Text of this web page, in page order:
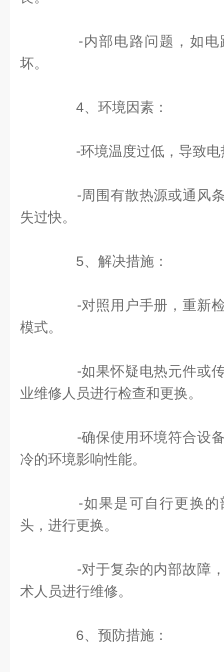
-内部电路问题，如电
坏。
4、环境因素：
-环境温度过低，导致电
-周围有散热源或通风条
失过快。
5、解决措施：
-对照用户手册，重新检
模式。
-如果怀疑电热元件或传
业维修人员进行检查和更换。
-确保使用环境符合设备
冷的环境影响性能。
-如果是可自行更换的
头，进行更换。
-对于复杂的内部故障，
术人员进行维修。
6、预防措施：